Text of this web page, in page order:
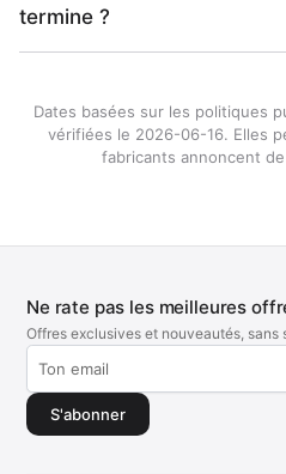
termine ?
Dates basées sur les politiques
vérifiées le 2026-06-16. Elles
fabricants annoncent
Ne rate pas les meilleures
Offres exclusives et nouveautés, sans
S'abonner